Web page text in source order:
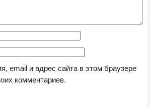
email и адрес сайта в этом браузере
комментариев.